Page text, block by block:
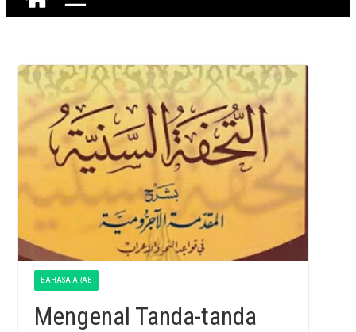
BAHASA ARAB
Mengenal Tanda-tanda